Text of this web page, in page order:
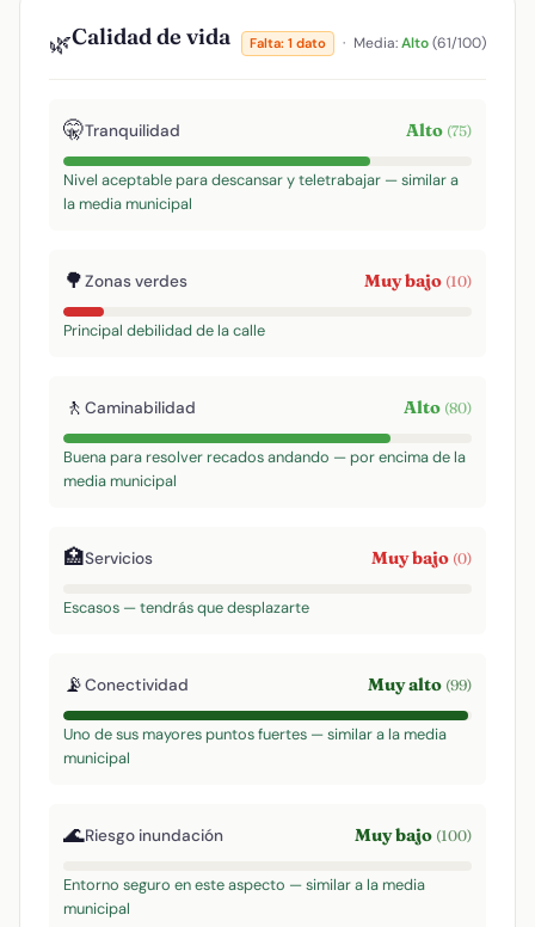
🌿Calidad de vida Falta: 1 dato · Media:Alto(61/100)
🤫Tranquilidad Alto (75)
Nivel aceptable para descansar y teletrabajar — similar a
la media municipal
🌳Zonas verdes Muy bajo (10)
Principal debilidad de la calle
🚶 Caminabilidad Alto (80)
Buena para resolver recados andando — por encima de la
media municipal
🏥Servicios Muy bajo (0)
Escasos — tendrás que desplazarte
📡Conectividad Muy alto (99)
Uno de sus mayores puntos fuertes — similar a la media
municipal
🌊Riesgo inundación Muy bajo (100)
Entorno seguro en este aspecto — similar a la media
municipal